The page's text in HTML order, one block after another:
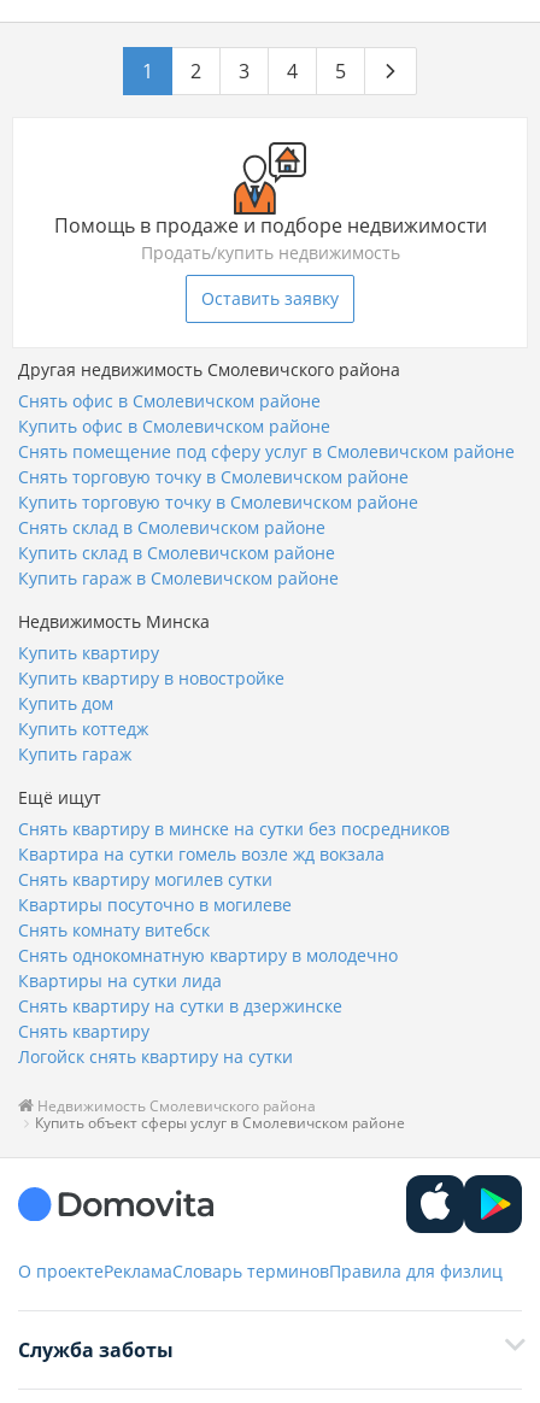
1 2 3 4 5
Помощь в продаже и подборе недвижимости
Продать/купить недвижимость
Оставить заявку
Другая недвижимость Смолевичского района
Снять офис в Смолевичском районе
Купить офис в Смолевичском районе
Снять помещение под сферу услуг в Смолевичском районе
Снять торговую точку в Смолевичском районе
Купить торговую точку в Смолевичском районе
Снять склад в Смолевичском районе
Купить склад в Смолевичском районе
Купить гараж в Смолевичском районе
Недвижимость Минска
Купить квартиру
Купить квартиру в новостройке
Купить дом
Купить коттедж
Купить гараж
Ещё ищут
Снять квартиру в минске на сутки без посредников
Квартира на сутки гомель возле жд вокзала
Снять квартиру могилев сутки
Квартиры посуточно в могилеве
Снять комнату витебск
Снять однокомнатную квартиру в молодечно
Квартиры на сутки лида
Снять квартиру на сутки в дзержинске
Снять квартиру
Логойск снять квартиру на сутки
Недвижимость Смолевичского района
Купить объект сферы услуг в Смолевичском районе
О проектеРекламаСловарь терминовПравила для физлиц
Служба заботы
+375 29 376-13-70